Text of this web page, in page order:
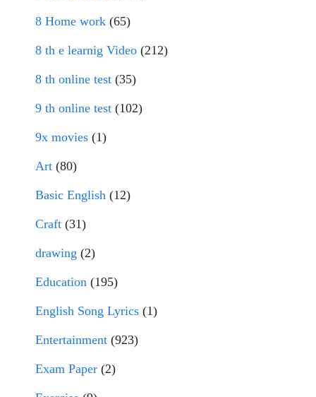
8 Home work (65)
8 th e learnig Video (212)
8 th online test (35)
9 th online test (102)
9x movies (1)
Art (80)
Basic English (12)
Craft (31)
drawing (2)
Education (195)
English Song Lyrics (1)
Entertainment (923)
Exam Paper (2)